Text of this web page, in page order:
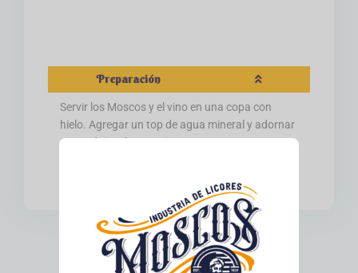
Preparación
Servir los Moscos y el vino en una copa con
hielo. Agregar un top de agua mineral y adornar
con rodajas de naranja.